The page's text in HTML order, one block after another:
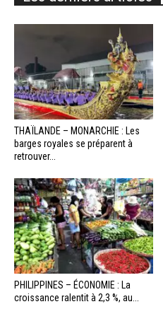
THAÏLANDE – MONARCHIE : Les
barges royales se préparent à
retrouver...
PHILIPPINES – ÉCONOMIE : La
croissance ralentit à 2,3 %, au...